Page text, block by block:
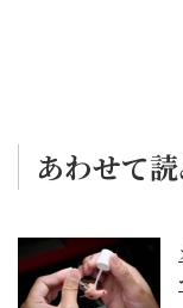
あわせて